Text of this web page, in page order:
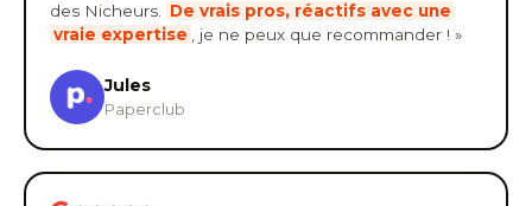
des Nicheurs.
De vrais pros, réactifs avec une
vraie expertise
, je ne peux que recommander ! »
Jules
Paperclub